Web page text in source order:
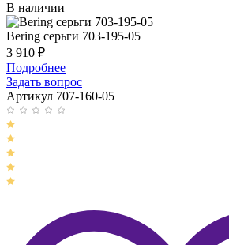
В наличии
Bering серьги 703-195-05
3 910 ₽
Подробнее
Задать вопрос
Артикул 707-160-05